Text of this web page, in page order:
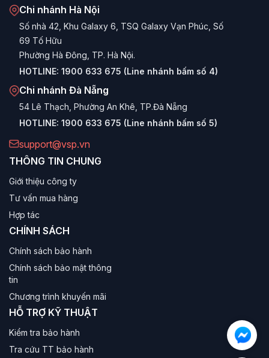
Chi nhánh Hà Nội
Số nhà 42, Khu Galaxy 6, TSQ Galaxy Vạn Phúc, Số
69 Tố Hữu
Phường Hà Đông, TP. Hà Nội.
HOTLINE: 1900 633 675 (Line nhánh bấm số 4)
Chi nhánh Đà Nẵng
54 Lê Thạch, Phường An Khê, TP.Đà Nẵng
HOTLINE: 1900 633 675 (Line nhánh bấm số 5)
support@vsp.vn
THÔNG TIN CHUNG
Giới thiệu công ty
Tư vấn mua hàng
Hợp tác
CHÍNH SÁCH
Chính sách bảo hành
Chính sách bảo mật thông
tin
Chương trình khuyến mãi
HỖ TRỢ KỸ THUẬT
Kiểm tra bảo hành
Tra cứu TT bảo hành